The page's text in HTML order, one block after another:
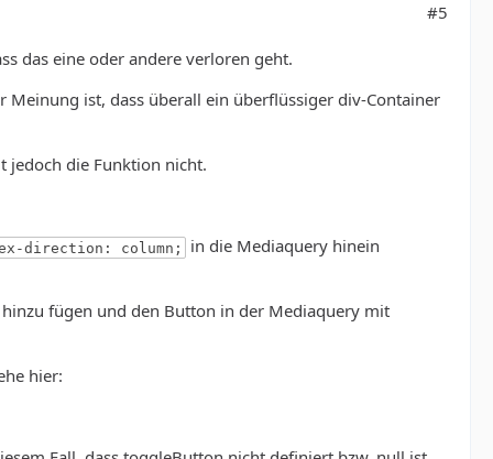
#5
das eine oder andere verloren geht.
Meinung ist, dass überall ein überflüssiger div-Container
jedoch die Funktion nicht.
direction: column; in die Mediaquery hinein
fügen und den Button in der Mediaquery mit
hier: